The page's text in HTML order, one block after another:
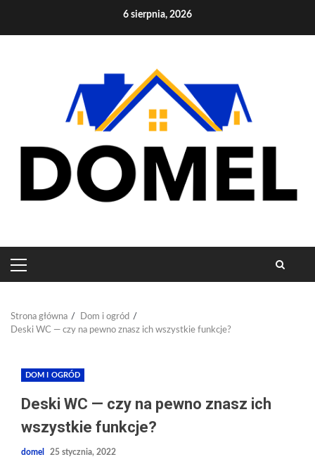
6 sierpnia, 2026
PRIMARY
MENU
Strona główna
Dom i ogród
Deski WC — czy na pewno znasz ich wszystkie funkcje?
DOM I OGRÓD
Deski WC — czy na pewno znasz ich
wszystkie funkcje?
domel 25 stycznia, 2022